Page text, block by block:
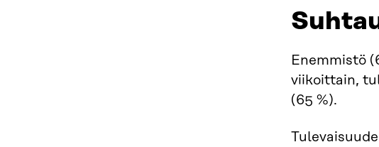
Enemmistö
viikoittain,
(65 %).